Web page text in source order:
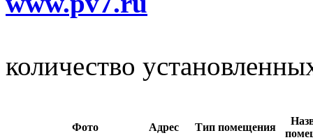
количество
Фото Адрес Тип помещения